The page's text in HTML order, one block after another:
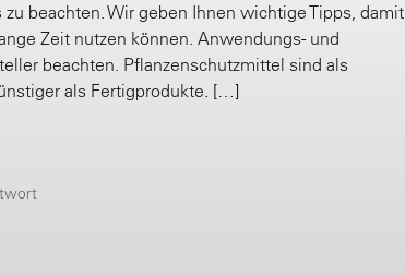
beachten. Wir geben Ihnen wichtige Tipps, damit
Zeit nutzen können. Anwendungs- und
beachten. Pflanzenschutzmittel sind als
als Fertigprodukte. […]